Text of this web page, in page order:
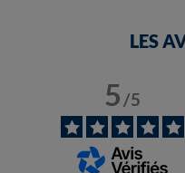
LES
5/5